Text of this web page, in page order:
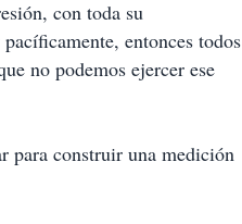
con toda su
entonces todos
no podemos ejercer ese
para construir una medición